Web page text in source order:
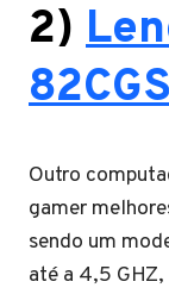
2)
Outro
gamer
sendo um
até a 4,5 GHZ,